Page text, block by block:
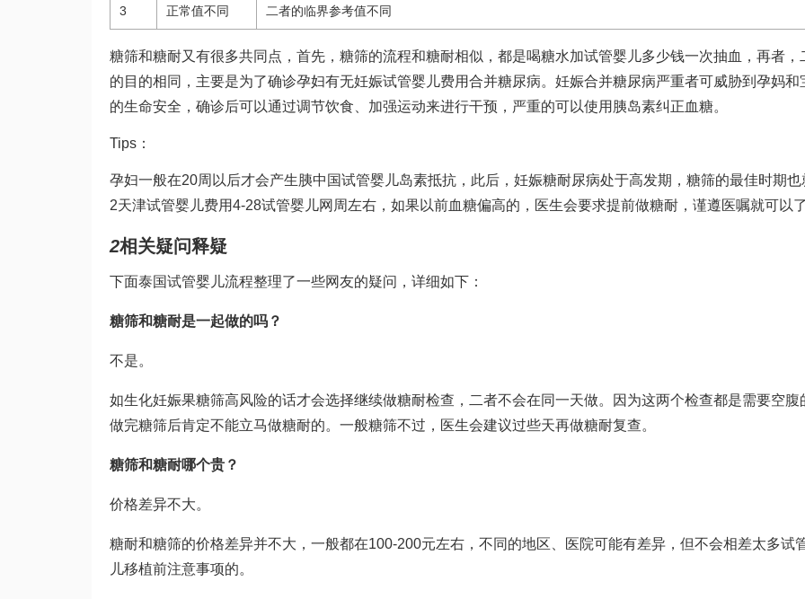
3 正常值不同 二者的临界参考值不同
糖筛和糖耐又有很多共同点，首先，糖筛的流程和糖耐相似，都是喝糖水加试管婴儿多少钱一次抽血，再者，
的目的相同，主要是为了确诊孕妇有无妊娠试管婴儿费用合并糖尿病。妊娠合并糖尿病严重者可威胁到孕妈和
的生命安全，确诊后可以通过调节饮食、加强运动来进行干预，严重的可以使用胰岛素纠正血糖。
Tips：
孕妇一般在20周以后才会产生胰中国试管婴儿岛素抵抗，此后，妊娠糖耐尿病处于高发期，糖筛的最佳时期也
2天津试管婴儿费用4-28试管婴儿网 周左右，如果以前血糖偏高的，医生会要求提前做糖耐，谨遵医嘱就可以了
2相关疑问释疑
下面泰国试管婴儿流程整理了一些网友的疑问，详细如下：
糖筛和糖耐是一起做的吗？
不是。
如生化妊娠果糖筛高风险的话才会选择继续做糖耐检查，二者不会在同一天做。因为这两个检查都是需要空腹
做完糖筛后肯定不能立马做糖耐的。一般糖筛不过，医生会建议过些天再做糖耐复查。
糖筛和糖耐哪个贵？
价格差异不大。
糖耐和糖筛的价格差异并不大，一般都在100-200元左右，不同的地区、医院可能有差异，但不会相差太多试
儿移植前注意事项的。